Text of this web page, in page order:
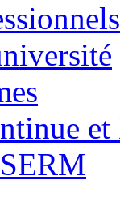
et